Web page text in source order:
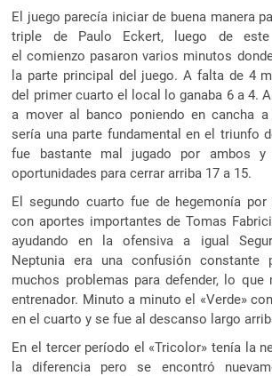
El juego parecía iniciar de buena manera
triple de Paulo Eckert, luego de
el comienzo pasaron varios minutos
la parte principal del juego. A falta de 4
del primer cuarto el local lo ganaba 6 a 4.
a mover al banco poniendo en cancha a
sería una parte fundamental en el triunfo
fue bastante mal jugado por ambos y
oportunidades para cerrar arriba 17 a 15.
El segundo cuarto fue de hegemonía
con aportes importantes de Tomas
ayudando en la ofensiva a igual
Neptunia era una confusión constante
muchos problemas para defender, lo que
entrenador. Minuto a minuto el «Verde»
en el cuarto y se fue al descanso largo
En el tercer período el «Tricolor» tenía la
la diferencia pero se encontró